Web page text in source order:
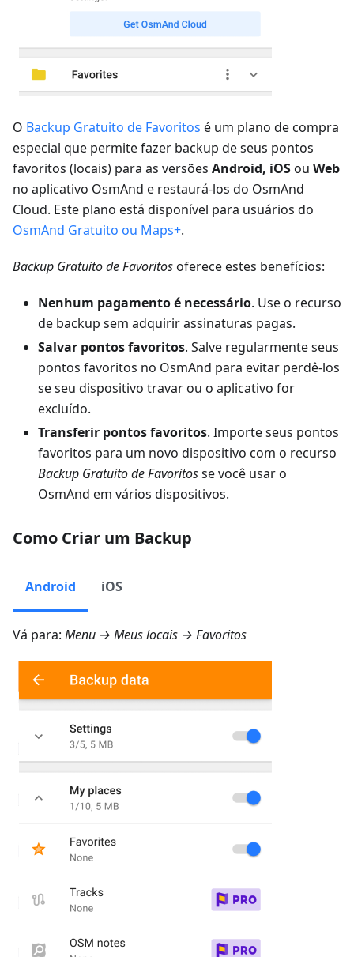
O Backup Gratuito de Favoritos é um plano de compra
especial que permite fazer backup de seus pontos
favoritos (locais) para as versões Android, iOSou Web
no aplicativo OsmAnd e restaurá-los do OsmAnd
Cloud. Este plano está disponível para usuários do
OsmAnd Gratuito ou Maps+.
Backup Gratuito de Favoritosoferece estes benefícios:
Nenhum pagamento é necessário. Use o recurso
de backup sem adquirir assinaturas pagas.
Salvar pontos favoritos. Salve regularmente seus
pontos favoritos no OsmAnd para evitar perdê-los
se seu dispositivo travar ou o aplicativo for
excluído.
Transferir pontos favoritos. Importe seus pontos
favoritos para um novo dispositivo com o recurso
Backup Gratuito de Favoritosse você usar o
OsmAnd em vários dispositivos.
Como Criar um Backup
Android iOS
Vá para: Menu → Meus locais → Favoritos